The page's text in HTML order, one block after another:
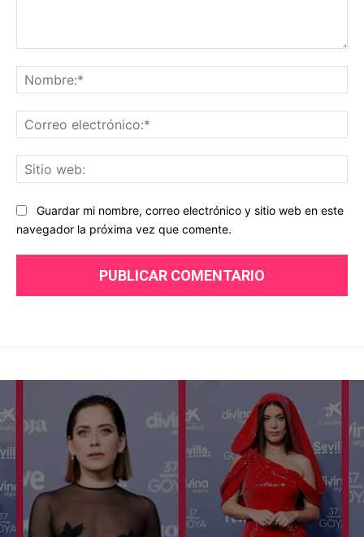
Guardar mi nombre, correo electrónico y sitio web en este
navegador la próxima vez que comente.